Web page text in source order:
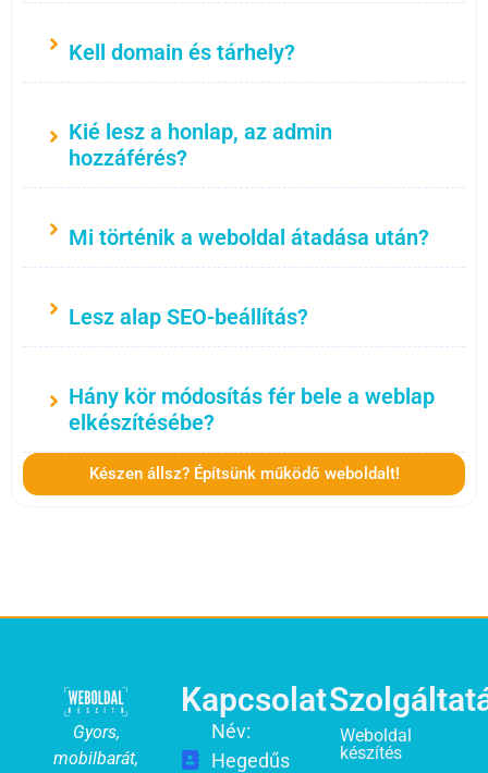
Kell domain és tárhely?
Kié lesz a honlap, az admin
hozzáférés?
Mi történik a weboldal átadása után?
Lesz alap SEO-beállítás?
Hány kör módosítás fér bele a weblap
elkészítésébe?
Készen állsz? Építsünk működő weboldalt!
Gyors,
mobilbarát,
Kapcsolat
Név:
Hegedűs
Weboldal
készítés